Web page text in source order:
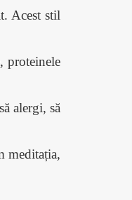
Acest stil
proteinele
alergi, să
meditația,